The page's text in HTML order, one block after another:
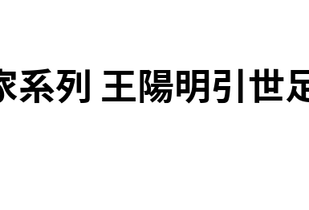
系列 王陽明引世